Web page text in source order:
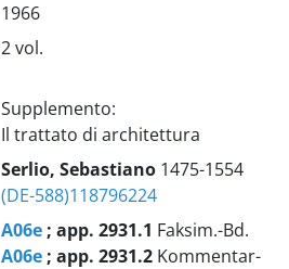
1966
2 vol.
Supplemento:
Il trattato di architettura
Serlio, Sebastiano1475-1554
(DE-588)118796224
A06e; app. 2931.1 Faksim.-Bd.
A06e; app. 2931.2Kommentar-